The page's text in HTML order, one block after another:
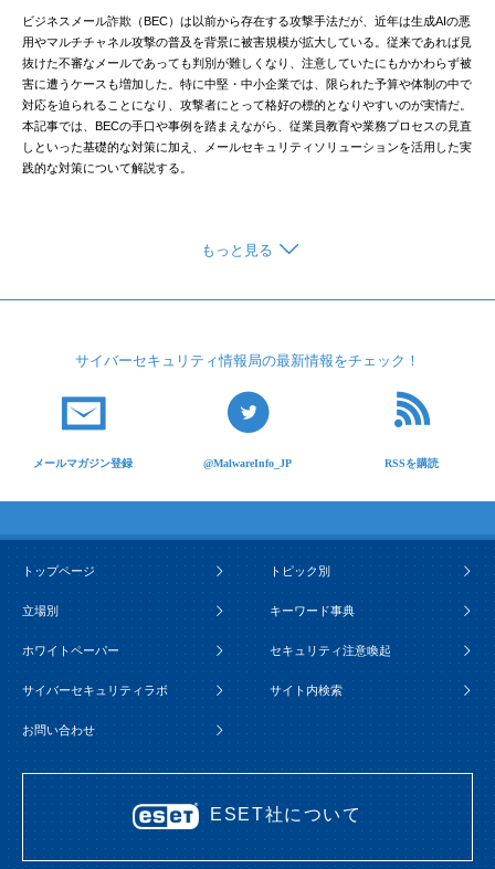
ビジネスメール詐欺（BEC）は以前から存在する攻撃手法だが、近年は生成AIの悪
用やマルチチャネル攻撃の普及を背景に被害規模が拡大している。従来であれば見
抜けた不審なメールであっても判別が難しくなり、注意していたにもかかわらず被
害に遭うケースも増加した。特に中堅・中小企業では、限られた予算や体制の中で
対応を迫られることになり、攻撃者にとって格好の標的となりやすいのが実情だ。
本記事では、BECの手口や事例を踏まえながら、従業員教育や業務プロセスの見直
しといった基礎的な対策に加え、メールセキュリティソリューションを活用した実
践的な対策について解説する。
もっと見る
サイバーセキュリティ情報局の最新情報をチェック！
メールマガジン登録 @MalwareInfo_JP RSSを購読
トップページ トピック別
立場別 キーワード事典
ホワイトペーパー セキュリティ注意喚起
サイバーセキュリティラボ サイト内検索
お問い合わせ
ESET社について